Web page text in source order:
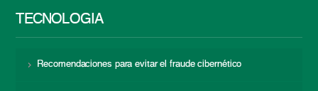
TECNOLOGÍA
Recomendaciones para evitar el fraude cibernético